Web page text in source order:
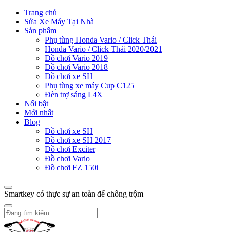
Trang chủ
Sửa Xe Máy Tại Nhà
Sản phẩm
Phụ tùng Honda Vario / Click Thái
Honda Vario / Click Thái 2020/2021
Đồ chơi Vario 2019
Đồ chơi Vario 2018
Đồ chơi xe SH
Phụ tùng xe máy Cup C125
Đèn trợ sáng L4X
Nổi bật
Mới nhất
Blog
Đồ chơi xe SH
Đồ chơi xe SH 2017
Đồ chơi Exciter
Đồ chơi Vario
Đồ chơi FZ 150i
Smartkey có thực sự an toàn để chống trộm